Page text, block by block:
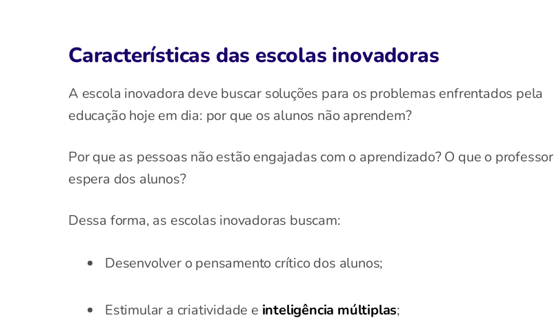
Características das escolas inovadoras
A escola inovadora deve buscar soluções para os problemas enfrentados pela
educação hoje em dia: por que os alunos não aprendem?
Por que as pessoas não estão engajadas com o aprendizado? O que o professor
espera dos alunos?
Dessa forma, as escolas inovadoras buscam:
Desenvolver o pensamento crítico dos alunos;
Estimular a criatividade e inteligência múltiplas;